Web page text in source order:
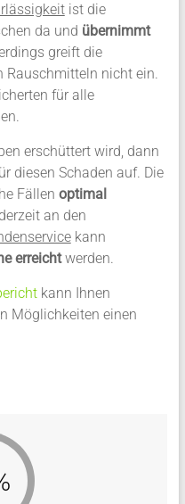
ist die
da und übernimmt
greift die
Rauschmitteln nicht ein.
für alle
erschüttert wird, dann
diesen Schaden auf. Die
Fällen optimal
an den
kann
erreichtwerden.
kann Ihnen
Möglichkeiten einen